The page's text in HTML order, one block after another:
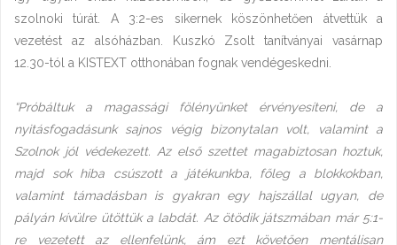
szolnoki túrát. A 3:2-es sikernek köszönhetően átvettük a
vezetést az alsóházban. Kuszkó Zsolt tanítványai vasárnap
12.30-tól a KISTEXT otthonában fognak vendégeskedni.
“Próbáltuk a magassági fölényünket érvényesíteni, de a
nyitásfogadásunk sajnos végig bizonytalan volt, valamint a
Szolnok jól védekezett. Az első szettet magabiztosan hoztuk,
majd sok hiba csúszott a játékunkba, főleg a blokkokban,
valamint támadásban is gyakran egy hajszállal ugyan, de
pályán kívülre ütöttük a labdát. Az ötödik játszmában már 5:1-
re vezetett az ellenfelünk, ám ezt követően mentálisan